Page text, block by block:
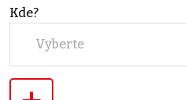
Kde?
Vyberte